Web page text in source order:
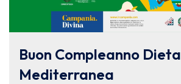
Buon Compleanno Dieta
Mediterranea